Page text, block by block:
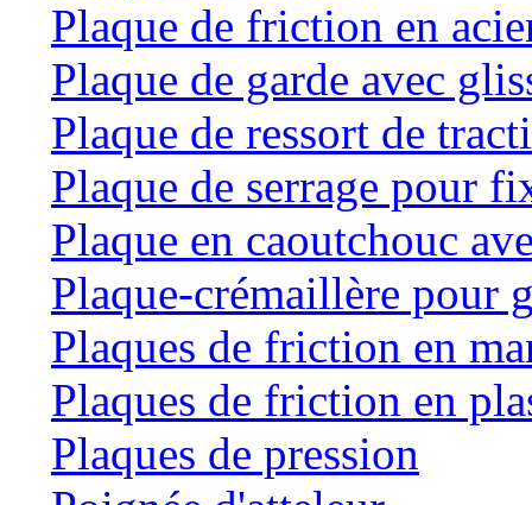
Plaque de friction en
Plaque de garde avec
Plaque de ressort de
Plaque de serrage pour
Plaque en caoutchouc
Plaque-crémaillère pour
Plaques de friction en
Plaques de friction en
Plaques de pression